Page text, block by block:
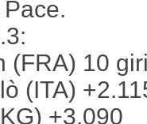
(FRA) 10
(ITA)
+3.090